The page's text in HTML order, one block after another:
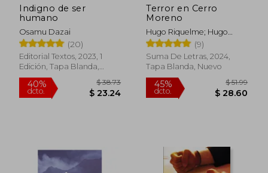
45%
dcto. $ 19.26
45%
dcto. $
Indigno de ser
humano
Osamu Dazai
(20)
Editorial Textos, 2023, 1
Edición, Tapa Blanda,
Nuevo
Terror en Cerro
Moreno
Hugo Riquelme; Hugo
Riquelme Becerra
(9)
Suma De Letras, 2024,
Tapa Blanda, Nuevo